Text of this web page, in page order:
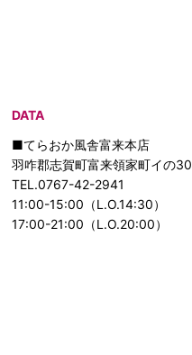
DATA
■てらおか風舎富来本店
羽咋郡志賀町富来領家町イの30
TEL.0767-42-2941
11:00-15:00（L.O.14:30）
17:00-21:00（L.O.20:00）